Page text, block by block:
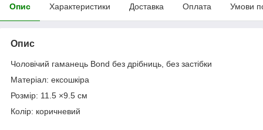
Опис Характеристики Доставка Оплата Умови
Опис
Чоловічий гаманець Bond без дрібниць, без застібки
Матеріал: ексошкіра
Розмір: 11.5 ×9.5 см
Колір: коричневий